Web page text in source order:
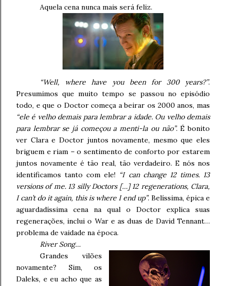
Aquela cena nunca mais será feliz.
“Well, where have you been for 300 years?”.
Presumimos que muito tempo se passou no episódio
todo, e que o Doctor começa a beirar os 2000 anos, mas
“ele é velho demais para lembrar a idade. Ou velho demais
para lembrar se já começou a menti-la ou não”. É bonito
ver Clara e Doctor juntos novamente, mesmo que eles
briguem e riam – o sentimento de conforto por estarem
juntos novamente é tão real, tão verdadeiro. E nós nos
identificamos tanto com ele! “I can change 12 times. 13
versions of me. 13 silly Doctors […] 12 regenerations, Clara,
I can’t do it again, this is where I end up”. Belíssima, épica e
aguardadíssima cena na qual o Doctor explica suas
regenerações, inclui o War e as duas de David Tennant…
problema de vaidade na época.
River Song…
Grandes vilões
novamente? Sim, os
Daleks, e eu acho que as